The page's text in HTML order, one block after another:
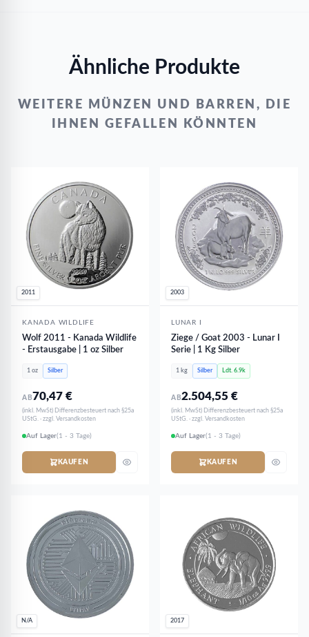
Ähnliche Produkte
WEITERE MÜNZEN UND BARREN, DIE
IHNEN GEFALLEN KÖNNTEN
2011
KANADA WILDLIFE
Wolf 2011 - Kanada Wildlife
- Erstausgabe | 1 oz Silber
1 oz Silber
AB70,47€
(inkl. MwSt) Differenzbesteuert nach §25a
UStG. · zzgl. Versandkosten
Auf Lager(1 - 3 Tage)
KAUFEN
2003
LUNAR I
Ziege / Goat 2003 - Lunar I
Serie | 1 Kg Silber
1 kg Silber Ldt. 6.9k
AB2.504,55€
(inkl. MwSt) Differenzbesteuert nach §25a
UStG. · zzgl. Versandkosten
Auf Lager(1 - 3 Tage)
KAUFEN
N/A 2017